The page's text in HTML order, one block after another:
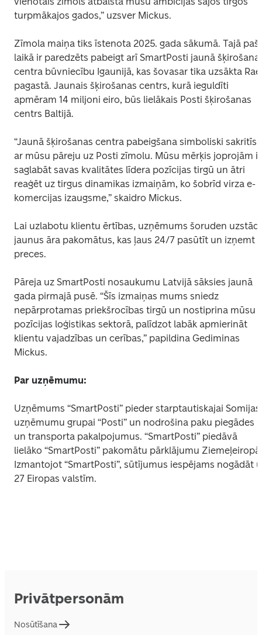
turpmākajos gados,” uzsver Mickus.
Zīmola maiņa tiks īstenota 2025. gada sākumā. Tajā
laikā ir paredzēts pabeigt arī SmartPosti jaunā
centra būvniecību Igaunijā, kas šovasar tika uzsākta Rae
pagastā. Jaunais šķirošanas centrs, kurā ieguldīti
apmēram 14 miljoni eiro, būs lielākais Posti šķirošanas
centrs Baltijā.
“Jaunā šķirošanas centra pabeigšana simboliski sakritīs
ar mūsu pāreju uz Posti zīmolu. Mūsu mērķis joprojām ir
saglabāt savas kvalitātes līdera pozīcijas tirgū un ātri
reaģēt uz tirgus dinamikas izmaiņām, ko šobrīd virza e-
komercijas izaugsme,” skaidro Mickus.
Lai uzlabotu klientu ērtības, uzņēmums šoruden
jaunus āra pakomātus, kas ļaus 24/7 pasūtīt un izņemt
preces.
Pāreja uz SmartPosti nosaukumu Latvijā sāksies jaunā
gada pirmajā pusē. “Šīs izmaiņas mums sniedz
nepārprotamas priekšrocības tirgū un nostiprina mūsu
pozīcijas loģistikas sektorā, palīdzot labāk apmierināt
klientu vajadzības un cerības,” papildina Gediminas
Mickus.
Par uzņēmumu:
Uzņēmums “SmartPosti” pieder starptautiskajai Somijas
uzņēmumu grupai “Posti” un nodrošina paku piegādes
un transporta pakalpojumus. “SmartPosti” piedāvā
lielāko “SmartPosti” pakomātu pārklājumu Ziemeļeiropā.
Izmantojot “SmartPosti”, sūtījumus iespējams nogādāt
27 Eiropas valstīm.
Privātpersonām
Nosūtīšana